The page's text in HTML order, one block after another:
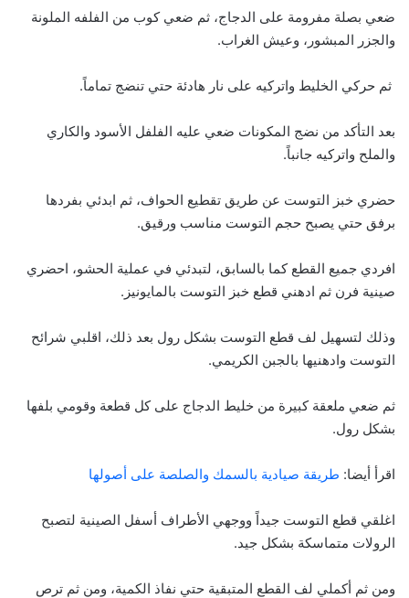
ضعي بصلة مفرومة على الدجاج، ثم ضعي كوب من الفلفه الملونة
والجزر المبشور، وعيش الغراب.
ثم حركي الخليط واتركيه على نار هادئة حتي تنضج تماماً.
بعد التأكد من نضج المكونات ضعي عليه الفلفل الأسود والكاري
والملح واتركيه جانباً.
حضري خبز التوست عن طريق تقطيع الحواف، ثم ابدئي بفردها
برفق حتي يصبح حجم التوست مناسب ورقيق.
افردي جميع القطع كما بالسابق، لتبدئي في عملية الحشو، احضري
صينية فرن ثم ادهني قطع خبز التوست بالمايونيز.
وذلك لتسهيل لف قطع التوست بشكل رول بعد ذلك، اقلبي شرائح
التوست وادهنيها بالجبن الكريمي.
ثم ضعي ملعقة كبيرة من خليط الدجاج على كل قطعة وقومي بلفها
بشكل رول.
اقرأ أيضا: طريقة صيادية بالسمك والصلصة على أصولها
اغلقي قطع التوست جيداً ووجهي الأطراف أسفل الصينية لتصبح
الرولات متماسكة بشكل جيد.
ومن ثم أكملي لف القطع المتبقية حتي نفاذ الكمية، ومن ثم ترص